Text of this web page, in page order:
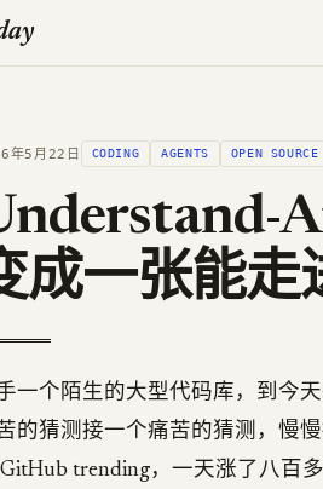
年5月22日 CODING AGENTS OPEN SOURCE
成一张能走
一个陌生的大型代码库，到今
的猜测接一个痛苦的猜测，慢
trending，一天涨了八百